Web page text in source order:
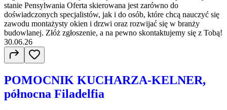
stanie Pensylwania Oferta skierowana jest zarówno do
doświadczonych specjalistów, jak i do osób, które chcą nauczyć się
zawodu montażysty okien i drzwi oraz rozwijać się w branży
budowlanej. Złóż zgłoszenie, a na pewno skontaktujemy się z Tobą!
30.06.26
POMOCNIK KUCHARZA-KELNER,
północna Filadelfia